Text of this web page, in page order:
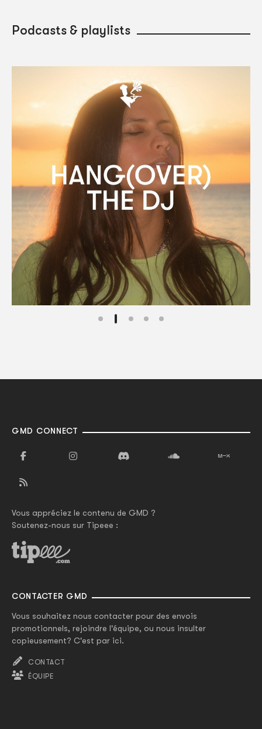
Podcasts & playlists
GMD CONNECT
Vous appréciez le contenu de GMD ?
Soutenez-nous sur Tipeee :
CONTACTER GMD
Vous souhaitez nous contacter pour des envois
promotionnels, rejoindre l'équipe, ou nous insulter
copieusement? C'est par ici.
CONTACT
ÉQUIPE